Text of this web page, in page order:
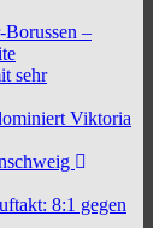
–
sehr
Viktoria
8:1 gegen